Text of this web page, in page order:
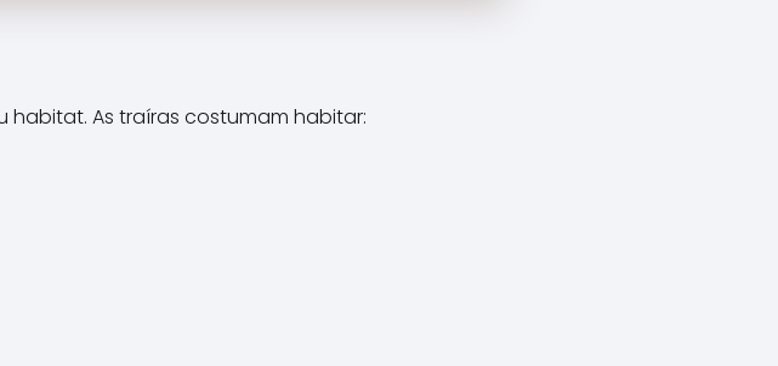
habitat. As traíras costumam habitar: